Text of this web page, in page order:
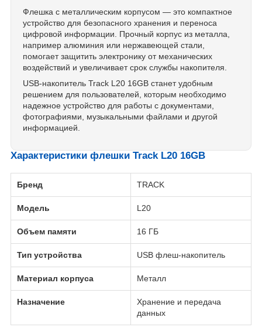
Флешка с металлическим корпусом — это компактное
устройство для безопасного хранения и переноса
цифровой информации. Прочный корпус из металла,
например алюминия или нержавеющей стали,
помогает защитить электронику от механических
воздействий и увеличивает срок службы накопителя.
USB-накопитель Track L20 16GB станет удобным
решением для пользователей, которым необходимо
надежное устройство для работы с документами,
фотографиями, музыкальными файлами и другой
информацией.
Характеристики флешки Track L20 16GB
Бренд TRACK
Модель L20
Объем памяти 16 ГБ
Тип устройства USB флеш-накопитель
Материал корпуса Металл
Назначение
Хранение и передача
данных